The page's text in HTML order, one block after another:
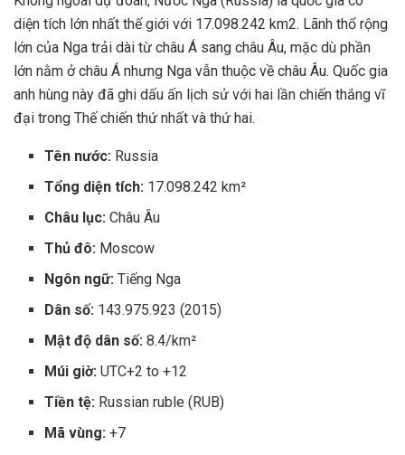
diện tích lớn nhất thế giới với 17.098.242 km2. Lãnh thổ rộng
lớn của Nga trải dài từ châu Á sang châu Âu, mặc dù phần
lớn nằm ở châu Á nhưng Nga vẫn thuộc về châu Âu. Quốc gia
anh hùng này đã ghi dấu ấn lịch sử với hai lần chiến thắng vĩ
đại trong Thế chiến thứ nhất và thứ hai.
Tên nước: Russia
Tổng diện tích: 17.098.242 km²
Châu lục: Châu Âu
Thủ đô: Moscow
Ngôn ngữ: Tiếng Nga
Dân số: 143.975.923 (2015)
Mật độ dân số: 8.4/km²
Múi giờ: UTC+2 to +12
Tiền tệ: Russian ruble (RUB)
Mã vùng: +7